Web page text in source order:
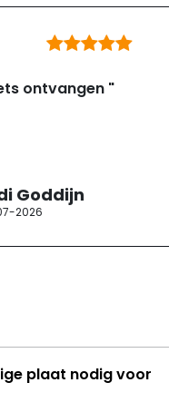
ontvangen "
Goddijn
2026
plaat nodig voor